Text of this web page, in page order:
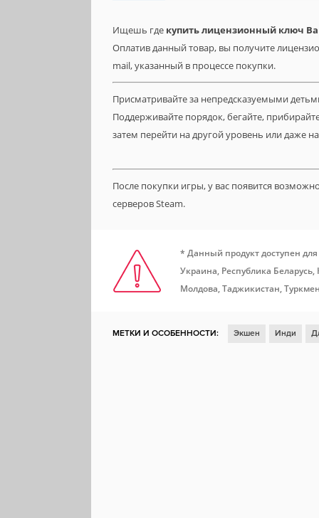
Ищешь где купить лицензионный ключ
Оплатив данный товар, вы получите
mail, указанный в процессе покупки.
Присматривайте за непредсказуемыми
Поддерживайте порядок, бегайте,
затем перейти на другой уровень или даже
После покупки игры, у вас появится
серверов Steam.
* Данный продукт доступен
Украина, Республика
Молдова, Таджикистан,
МЕТКИ И ОСОБЕННОСТИ: Экшен Инди